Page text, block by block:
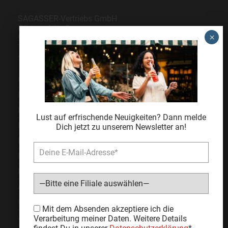
Lust auf erfrischende Neuigkeiten? Dann melde
Dich jetzt zu unserem Newsletter an!
Bitte lasse dieses Feld leer.
Mit dem Absenden akzeptiere ich die
Verarbeitung meiner Daten. Weitere Details
Gärtnersleite 5
96450 Coburg
Telefon09561 6490-0
servus@sagasser.de
Gastro / Großhandel
Bonuscard
Expansion
Impressum
Datenschutz
Jugendschutz